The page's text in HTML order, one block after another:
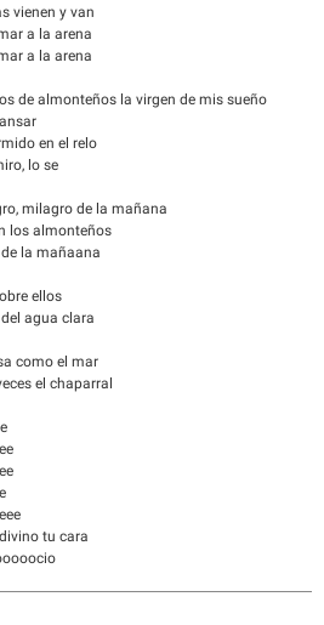
vienen y van
a la arena
a la arena
de almonteños la virgen de mis sueño
en el relo
lo se
milagro de la mañana
los almonteños
la mañaana
ellos
agua clara
como el mar
el chaparral
tu cara